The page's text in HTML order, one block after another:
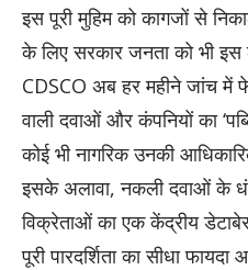
इस पूरी मुहिम को कागजों से
के लिए सरकार जनता को भी इस
CDSCO अब हर महीने जांच में
वाली दवाओं और कंपनियों का
कोई भी नागरिक उनकी
इसके अलावा, नकली दवाओं के
विक्रेताओं का एक केंद्रीय
पूरी पारदर्शिता का सीधा